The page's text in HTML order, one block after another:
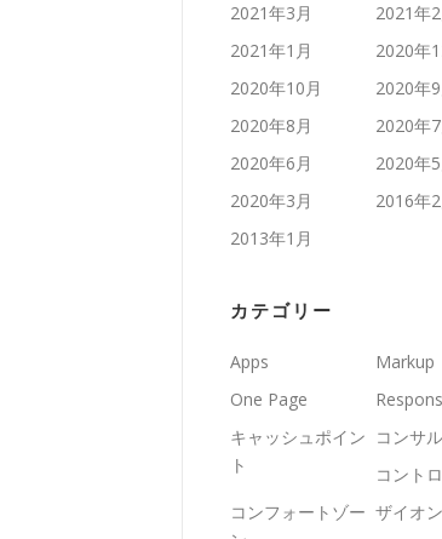
2021年3月
2021年2
2021年1月
2020年
2020年10月
2020年9
2020年8月
2020年7
2020年6月
2020年5
2020年3月
2016年2
2013年1月
カテゴリー
Apps
Markup
One Page
キャッシュポイン
ト
コンサ
コント
コンフォートゾー ザイオ